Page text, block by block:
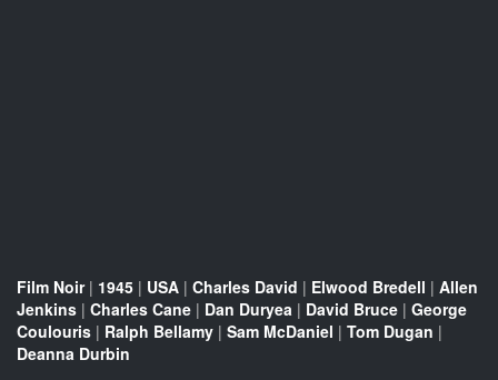
Film Noir| 1945 | USA | Charles David | Elwood Bredell | Allen
Jenkins | Charles Cane | Dan Duryea | David Bruce | George
Coulouris | Ralph Bellamy | Sam McDaniel | Tom Dugan |
Deanna Durbin